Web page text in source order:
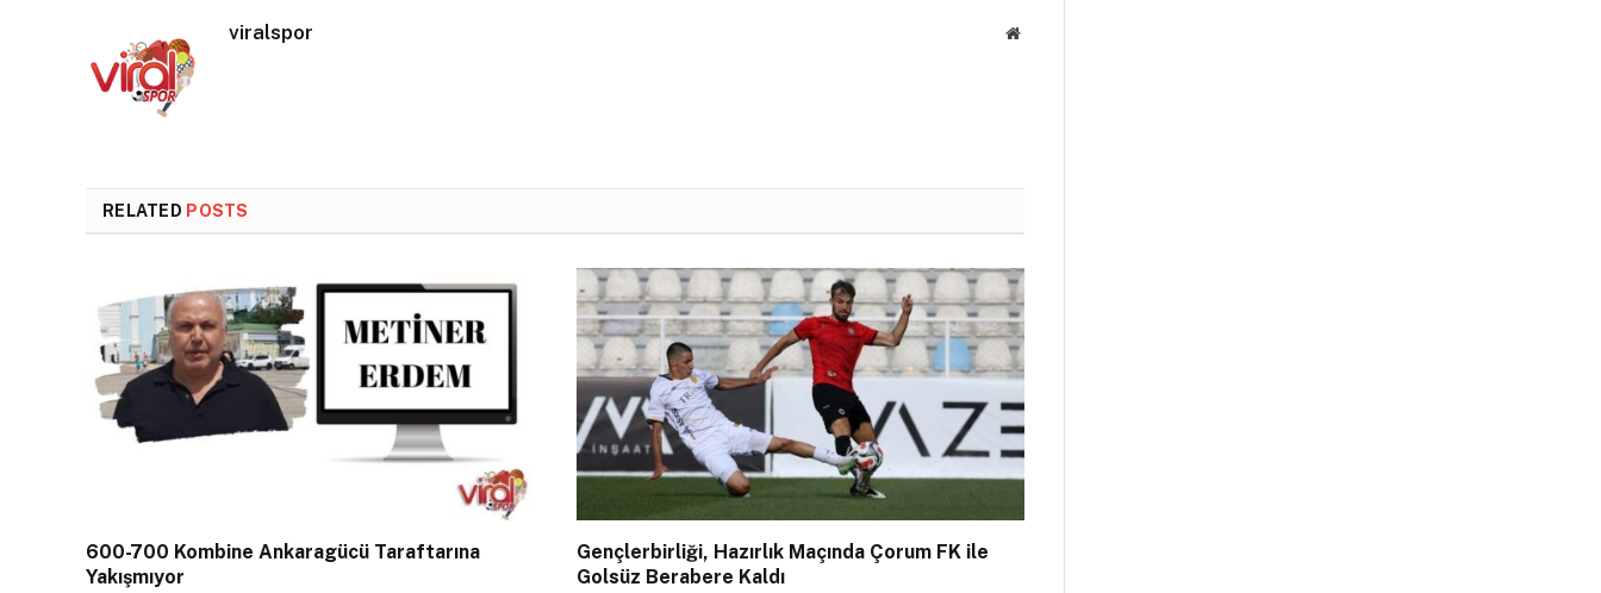
viralspor Website
RELATED POSTS
600-700 Kombine Ankaragücü Taraftarına
Yakışmıyor
Gençlerbirliği, Hazırlık Maçında Çorum FK ile
Golsüz Berabere Kaldı